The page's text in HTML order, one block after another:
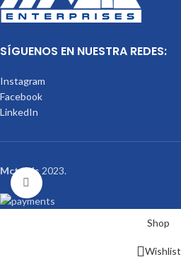
Click to enlarge
SÍGUENOS EN NUESTRA REDES:
Instagram
Facebook
LinkedIn
Mctools 2023.
Shop
Wishlist